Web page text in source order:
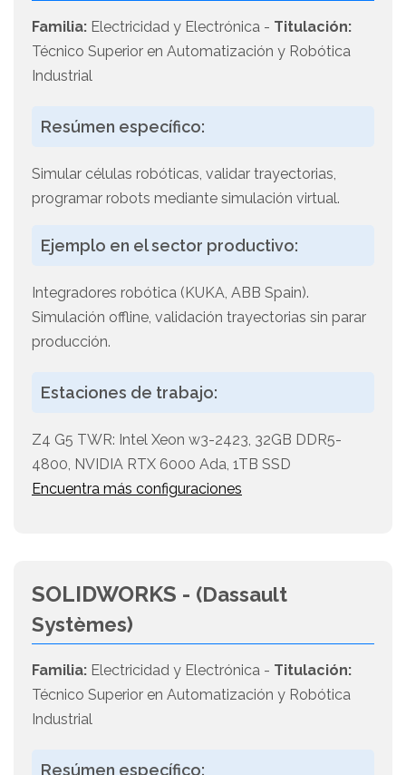
Familia: Electricidad y Electrónica - Titulación:
Técnico Superior en Automatización y Robótica
Industrial
Resúmen específico:
Simular células robóticas, validar trayectorias,
programar robots mediante simulación virtual.
Ejemplo en el sector productivo:
Integradores robótica (KUKA, ABB Spain).
Simulación offline, validación trayectorias sin parar
producción.
Estaciones de trabajo:
Z4 G5 TWR: Intel Xeon w3-2423, 32GB DDR5-
4800, NVIDIA RTX 6000 Ada, 1TB SSD
Encuentra más configuraciones
SOLIDWORKS - (Dassault
Systèmes)
Familia: Electricidad y Electrónica - Titulación:
Técnico Superior en Automatización y Robótica
Industrial
Resúmen específico: